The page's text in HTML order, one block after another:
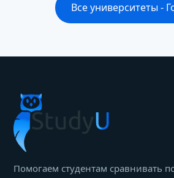
Все университеты -
Помогаем студентам сравнивать